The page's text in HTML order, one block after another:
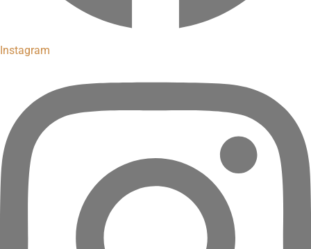
Instagram